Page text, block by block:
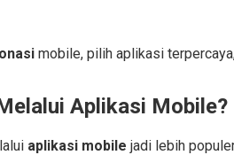
mobile, pilih aplikasi
Aplikasi Mobile?
aplikasi mobile jadi lebih